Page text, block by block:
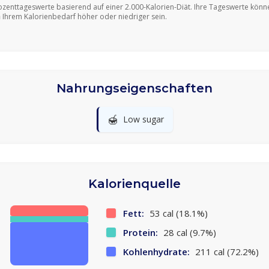
basierend auf einer 2.000-Kalorien-Diät. Ihre Tageswerte
Ihrem Kalorienbedarf höher oder niedriger sein.
Nahrungseigenschaften
🍯 Low sugar
Kalorienquelle
Fett: 53 cal (18.1%)
Protein: 28 cal (9.7%)
Kohlenhydrate: 211 cal (72.2%)